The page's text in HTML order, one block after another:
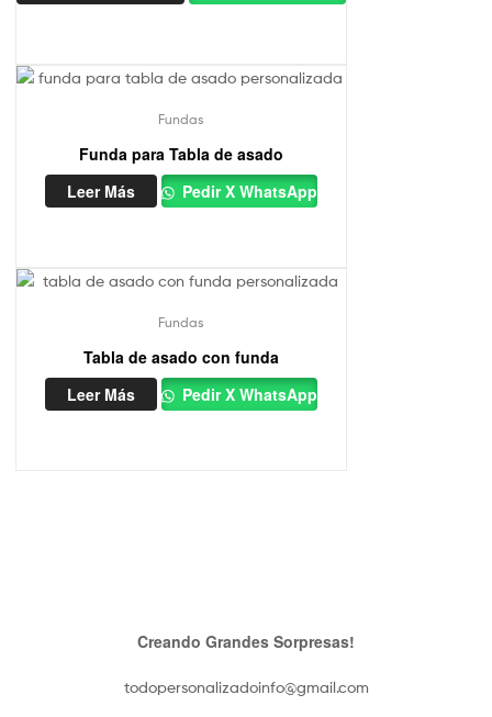
Fundas
Funda para Tabla de asado
Leer Más
Pedir X WhatsApp
Fundas
Tabla de asado con funda
Leer Más
Pedir X WhatsApp
Creando Grandes Sorpresas!
todopersonalizadoinfo@gmail.com